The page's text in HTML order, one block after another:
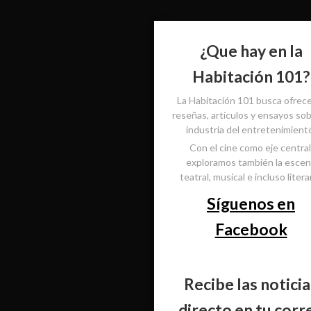
¿Que hay en la
Habitación 101?
La Habitación 101 busca
reseñas, artículos y ensayos
industria del
Con el cine como eje
exploramos también la
teatral, musical e incluso
Síguenos en
Facebook
Recibe las